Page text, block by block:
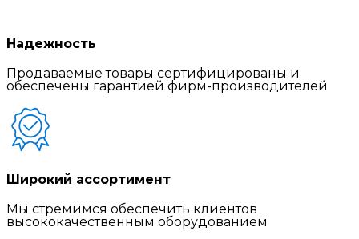
Надежность
Продаваемые товары сертифицированы и
обеспечены гарантией фирм-производителей
Широкий ассортимент
Мы стремимся обеспечить клиентов
высококачественным оборудованием